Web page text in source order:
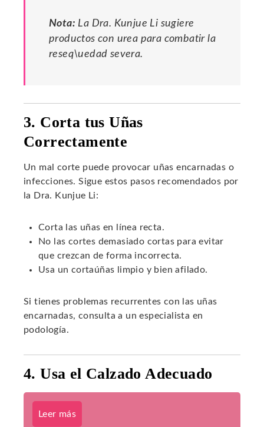
Nota: La Dra. Kunjue Li sugiere
productos con urea para combatir la
reseq\uedad severa.
3. Corta tus Uñas
Correctamente
Un mal corte puede provocar uñas encarnadas o
infecciones. Sigue estos pasos recomendados por
la Dra. Kunjue Li:
Corta las uñas en línea recta.
No las cortes demasiado cortas para evitar
que crezcan de forma incorrecta.
Usa un cortaúñas limpio y bien afilado.
Si tienes problemas recurrentes con las uñas
encarnadas, consulta a un especialista en
podología.
4. Usa el Calzado Adecuado
Leer más